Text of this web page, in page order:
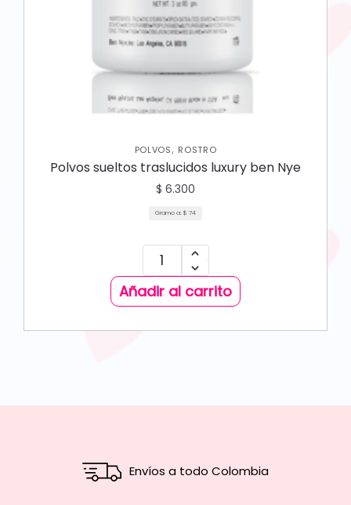
POLVOS, ROSTRO
Polvos sueltos traslucidos luxury ben Nye
$ 6.300
Gramo a: $ 74
Añadir al carrito
Envíos a todo Colombia